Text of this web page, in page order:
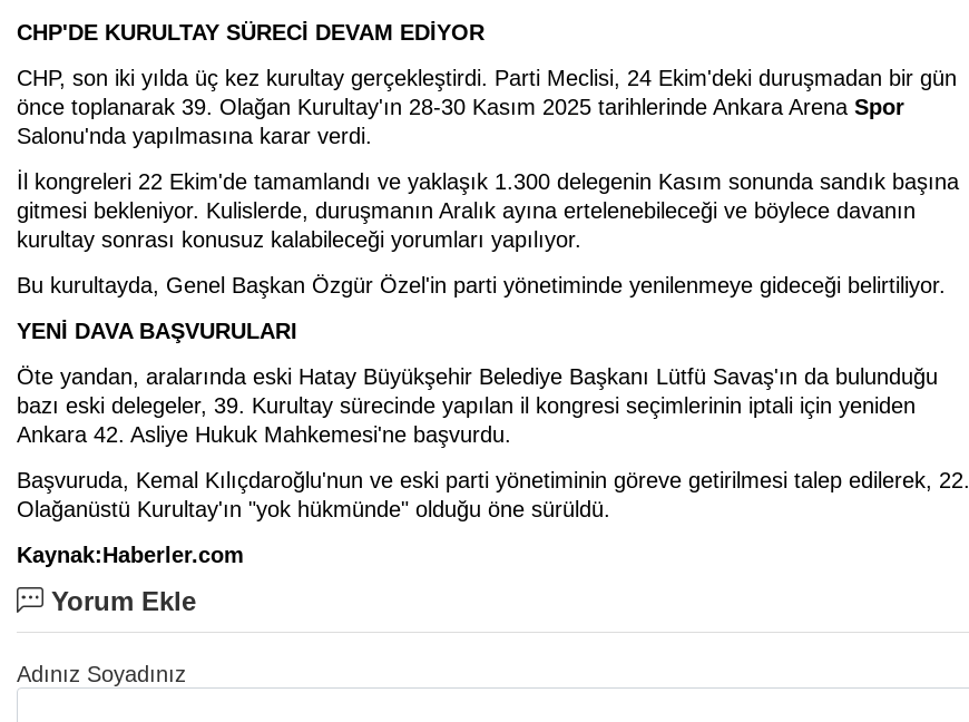
CHP'DE KURULTAY SÜRECİ DEVAM EDİYOR
CHP, son iki yılda üç kez kurultay gerçekleştirdi. Parti Meclisi, 24 Ekim'deki duruşmadan bir gün
önce toplanarak 39. Olağan Kurultay'ın 28-30 Kasım 2025 tarihlerinde Ankara Arena Spor
Salonu'nda yapılmasına karar verdi.
İl kongreleri 22 Ekim'de tamamlandı ve yaklaşık 1.300 delegenin Kasım sonunda sandık başına
gitmesi bekleniyor. Kulislerde, duruşmanın Aralık ayına ertelenebileceği ve böylece davanın
kurultay sonrası konusuz kalabileceği yorumları yapılıyor.
Bu kurultayda, Genel Başkan Özgür Özel'in parti yönetiminde yenilenmeye gideceği belirtiliyor.
YENİ DAVA BAŞVURULARI
Öte yandan, aralarında eski Hatay Büyükşehir Belediye Başkanı Lütfü Savaş'ın da bulunduğu
bazı eski delegeler, 39. Kurultay sürecinde yapılan il kongresi seçimlerinin iptali için yeniden
Ankara 42. Asliye Hukuk Mahkemesi'ne başvurdu.
Başvuruda, Kemal Kılıçdaroğlu'nun ve eski parti yönetiminin göreve getirilmesi talep edilerek, 22.
Olağanüstü Kurultay'ın "yok hükmünde" olduğu öne sürüldü.
Kaynak:Haberler.com
Yorum Ekle
Adınız Soyadınız